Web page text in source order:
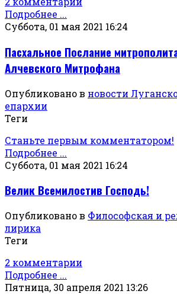
Подробнее ...
Суббота, 01 мая 2021 16:24
Пасхальное Послание
Алчевского Митрофана
Опубликовано в новости
епархии
Теги
Станьте первым комментатором!
Подробнее ...
Суббота, 01 мая 2021 16:24
Велик Всемилостив Господь!
Опубликовано в Философская и
лирика
Теги
2 комментарии
Подробнее ...
Пятница, 30 апреля 2021 13:26